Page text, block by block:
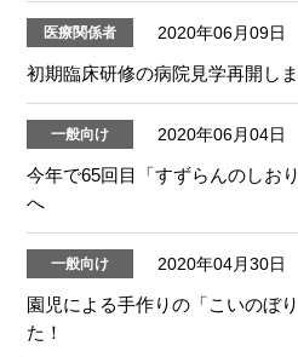
医療関係者 2020年06月09日
初期臨床研修の病院見学再開し
一般向け 2020年06月04日
今年で65回目「すずらんのしお
へ
一般向け 2020年04月30日
園児による手作りの「こいのぼ
た！